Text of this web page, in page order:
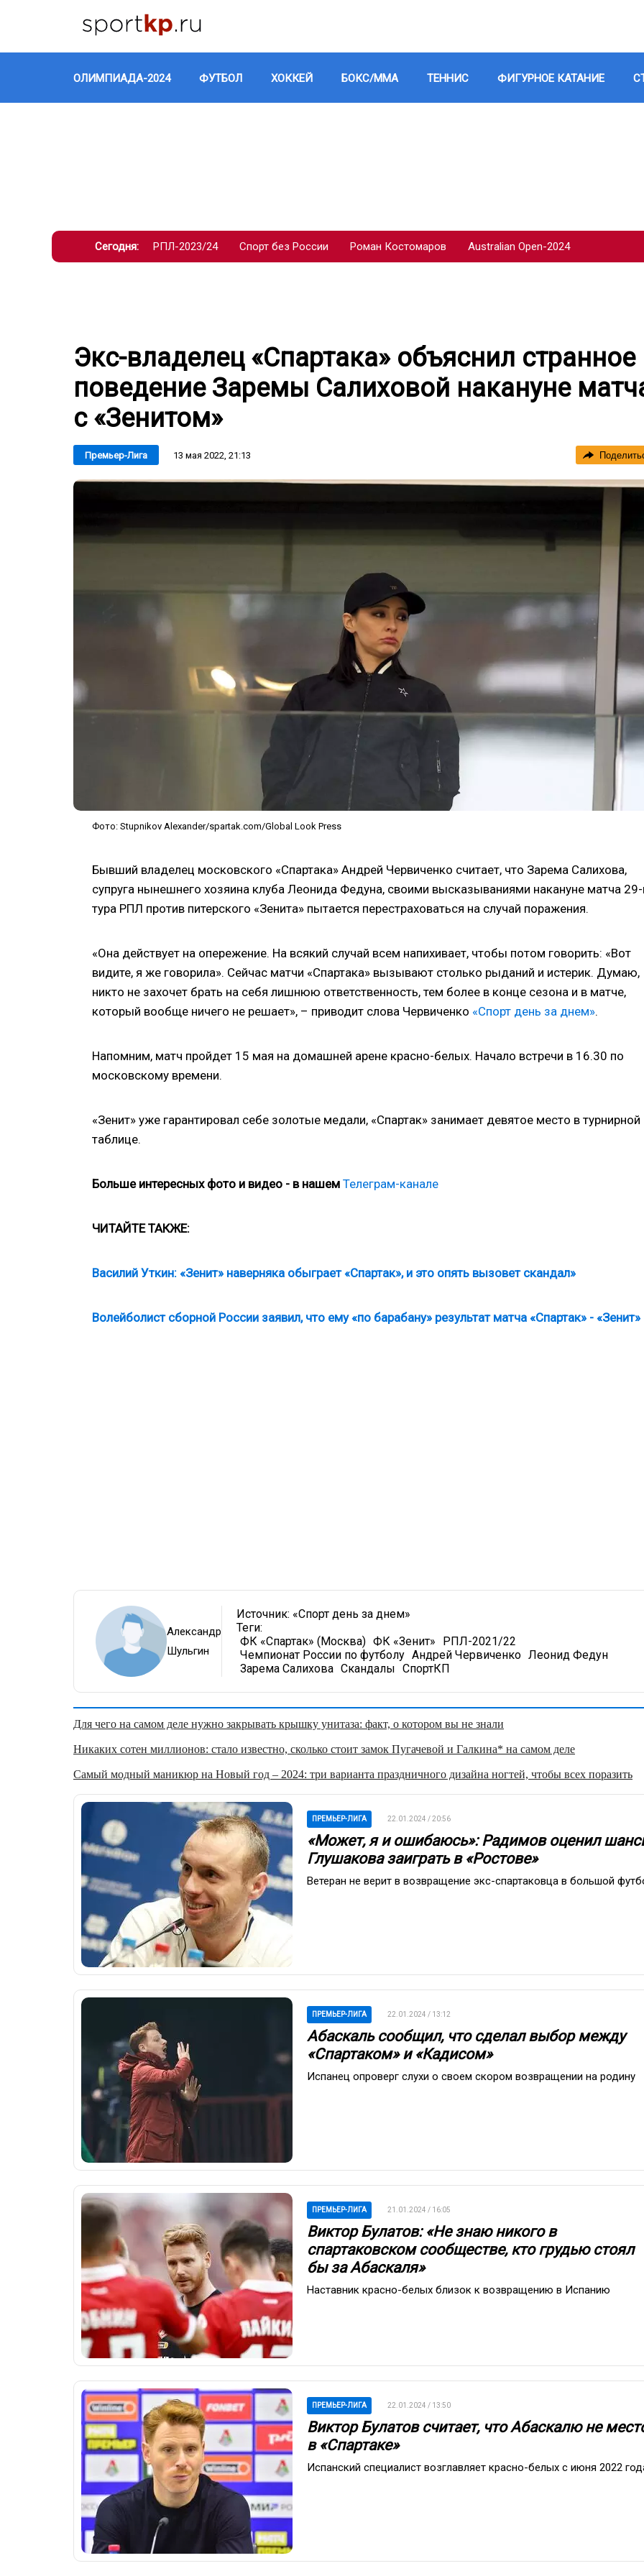
ОЛИМПИАДА-2024 ФУТБОЛ ХОККЕЙ БОКС/ММА ТЕННИС ФИГУРНОЕ КАТАНИЕ
Сегодня: РПЛ-2023/24 Спорт без России Роман Костомаров Australian Open-2024
Экс-владелец «Спартака» объяснил странное
поведение Заремы Салиховой накануне
с «Зенитом»
Премьер-Лига 13 мая 2022, 21:13
Фото: Stupnikov Alexander/spartak.com/Global Look Press
Бывший владелец московского «Спартака» Андрей Червиченко считает, что Зарема Салихова,
супруга нынешнего хозяина клуба Леонида Федуна, своими высказываниями накануне матча 29-
тура РПЛ против питерского «Зенита» пытается перестраховаться на случай поражения.
«Она действует на опережение. На всякий случай всем напихивает, чтобы потом говорить: «Вот
видите, я же говорила». Сейчас матчи «Спартака» вызывают столько рыданий и истерик. Думаю,
никто не захочет брать на себя лишнюю ответственность, тем более в конце сезона и в матче,
который вообще ничего не решает», – приводит слова Червиченко «Спорт день за днем».
Напомним, матч пройдет 15 мая на домашней арене красно-белых. Начало встречи в 16.30 по
московскому времени.
«Зенит» уже гарантировал себе золотые медали, «Спартак» занимает девятое место в турнирной
таблице.
Больше интересных фото и видео - в нашем Телеграм-канале
ЧИТАЙТЕ ТАКЖЕ:
Василий Уткин: «Зенит» наверняка обыграет «Спартак», и это опять вызовет скандал»
Волейболист сборной России заявил, что ему «по барабану» результат матча «Спартак» - «Зенит»
Александр
Шульгин
Источник: «Спорт день за днем»
Теги:
ФК «Спартак» (Москва) ФК «Зенит»
РПЛ-2021/22
Чемпионат России по футболу Андрей Червиченко Леонид Федун
Зарема Салихова Скандалы СпортКП
Для чего на самом деле нужно закрывать крышку унитаза: факт, о котором вы не знали
Никаких сотен миллионов: стало известно, сколько стоит замок Пугачевой и Галкина* на самом деле
Самый модный маникюр на Новый год – 2024: три варианта праздничного дизайна ногтей, чтобы всех поразить
ПРЕМЬЕР-ЛИГА 22.01.2024 / 20:56
«Может, я и ошибаюсь»: Радимов оценил
Глушакова заиграть в «Ростове»
Ветеран не верит в возвращение экс-спартаковца в большой
ПРЕМЬЕР-ЛИГА 22.01.2024 / 13:12
Абаскаль сообщил, что сделал выбор между
«Спартаком» и «Кадисом»
Испанец опроверг слухи о своем скором возвращении на родину
ПРЕМЬЕР-ЛИГА 21.01.2024 / 16:05
Виктор Булатов: «Не знаю никого в
спартаковском сообществе, кто грудью стоял
бы за Абаскаля»
Наставник красно-белых близок к возвращению в Испанию
ПРЕМЬЕР-ЛИГА 22.01.2024 / 13:50
Виктор Булатов считает, что Абаскалю не
в «Спартаке»
Испанский специалист возглавляет красно-белых с июня 2022